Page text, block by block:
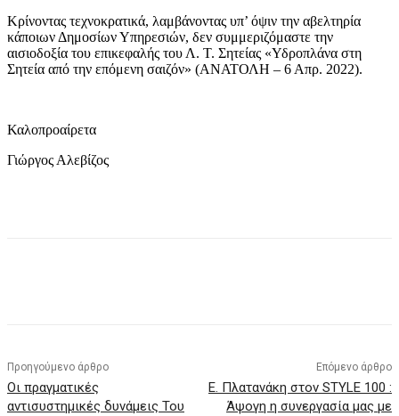
Κρίνοντας τεχνοκρατικά, λαμβάνοντας υπ’ όψιν την αβελτηρία
κάποιων Δημοσίων Υπηρεσιών, δεν συμμεριζόμαστε την
αισιοδοξία του επικεφαλής του Λ. Τ. Σητείας «Υδροπλάνα στη
Σητεία από την επόμενη σαιζόν» (ΑΝΑΤΟΛΗ – 6 Απρ. 2022).
Καλοπροαίρετα
Γιώργος Αλεβίζος
Προηγούμενο άρθρο
Οι πραγματικές
αντισυστημικές δυνάμεις Του
Επόμενο άρθρο
Ε. Πλατανάκη στον STYLE 100 :
Άψογη η συνεργασία μας με